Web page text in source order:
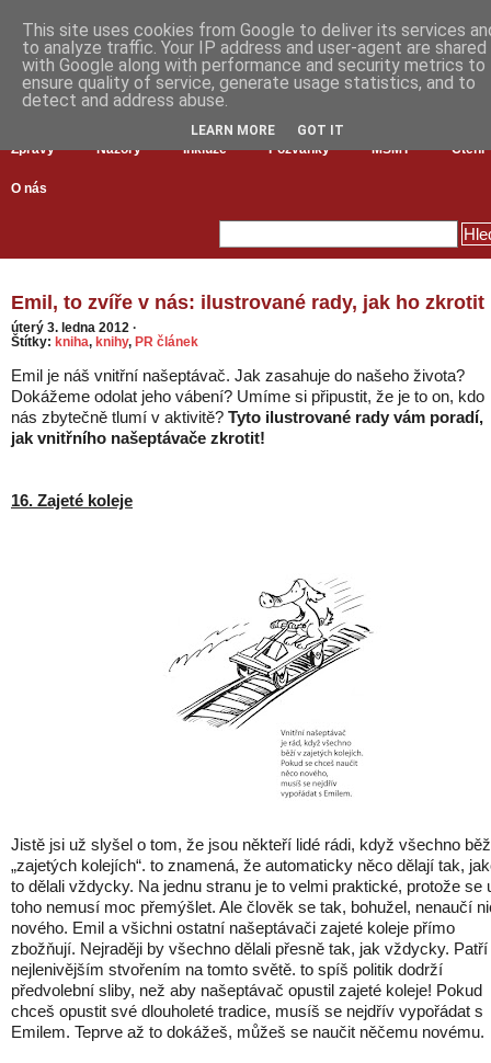
Zprávy Názory Inkluze Pozvánky MŠMT Čtení
O nás
Emil, to zvíře v nás: ilustrované rady, jak ho zkrotit
úterý 3. ledna 2012 ·
Štítky: kniha, knihy, PR článek
Emil je náš vnitřní našeptávač. Jak zasahuje do našeho života?
Dokážeme odolat jeho vábení? Umíme si připustit, že je to on, kdo
nás zbytečně tlumí v aktivitě? Tyto ilustrované rady vám poradí,
jak vnitřního našeptávače zkrotit!
16. Zajeté koleje
Jistě jsi už slyšel o tom, že jsou někteří lidé rádi, když všechno
„zajetých kolejích“. to znamená, že automaticky něco dělají tak,
to dělali vždycky. Na jednu stranu je to velmi praktické, protože se
toho nemusí moc přemýšlet. Ale člověk se tak, bohužel, nenaučí
nového. Emil a všichni ostatní našeptávači zajeté koleje přímo
zbožňují. Nejraději by všechno dělali přesně tak, jak vždycky.
nejlenivějším stvořením na tomto světě. to spíš politik dodrží
předvolební sliby, než aby našeptávač opustil zajeté koleje! Pokud
chceš opustit své dlouholeté tradice, musíš se nejdřív vypořádat s
Emilem. Teprve až to dokážeš, můžeš se naučit něčemu novému.
This site uses cookies from Google to deliver its services
to analyze traffic. Your IP address and user-agent are shared
with Google along with performance and security metrics to
ensure quality of service, generate usage statistics, and to
detect and address abuse.
LEARN MORE GOT IT